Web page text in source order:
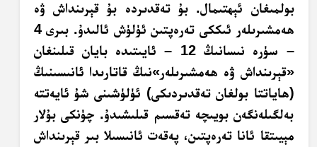
بولمىغان ئېھتىمال. بۇ تەقدىردە بۇ قېرىنداش ۋە
ھەمشىرىلەر ئىككى تەرەپتىن ئۈلۈش ئالىدۇ. بىرى 4
– سۈرە نىسانىڭ 12 – ئايىتىدە بايان قىلىنغان
«قېرىنداش ۋە ھەمشىرىلەر»نىڭ قاتارىدا ئانىسىنىڭ
(ھاياتتا بولغان تەقدىردىكى) ئۈلۈشىنى شۇ ئايەتتە
بەلگىلەنگەن بويىچە تەقسىم قىلىشىدۇ. چۈنكى بۇلار
مېيىتقا ئانا تەرەپتىن، پەقەت ئانىسىلا بىر قېرىنداش